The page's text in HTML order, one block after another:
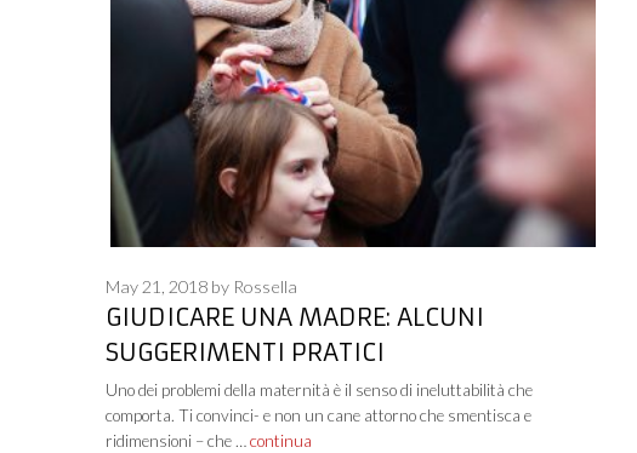
GIUDICARE UNA MADRE: ALCUNI
SUGGERIMENTI PRATICI
May 21, 2018 by Rossella
Uno dei problemi della maternità è il senso di ineluttabilità che
comporta. Ti convinci- e non un cane attorno che smentisca e
ridimensioni – che … continua